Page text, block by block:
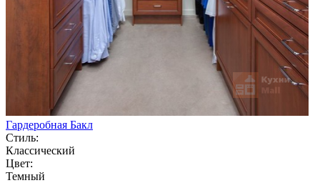
Гардеробная Бакл
Стиль:
Классический
Цвет:
Темный